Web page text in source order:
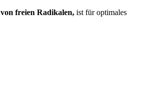
von freien Radikalen, ist für optimales